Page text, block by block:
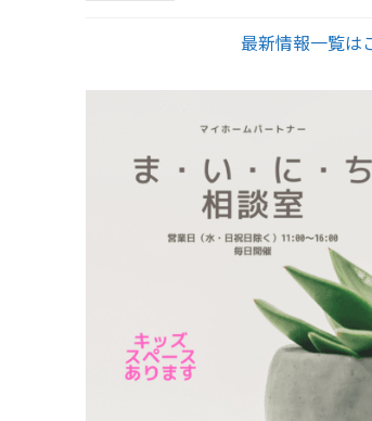
最新情報一覧は